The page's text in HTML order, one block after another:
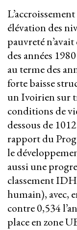
élévation des
pauvreté
des années
au terme des
forte baisse
un Ivoirien sur
conditions de
dessous de
rapport du
le
aussi une
classement
humain), avec,
contre 0,534
place en zone